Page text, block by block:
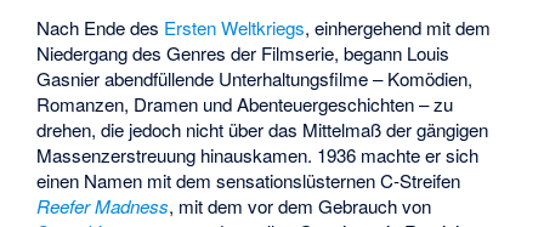
Nach Ende des Ersten Weltkriegs, einhergehend mit dem
Niedergang des Genres der Filmserie, begann Louis
Gasnier abendfüllende Unterhaltungsfilme – Komödien,
Romanzen, Dramen und Abenteuergeschichten – zu
drehen, die jedoch nicht über das Mittelmaß der gängigen
Massenzerstreuung hinauskamen. 1936 machte er sich
einen Namen mit dem sensationslüsternen C-Streifen
Reefer Madness, mit dem vor dem Gebrauch von